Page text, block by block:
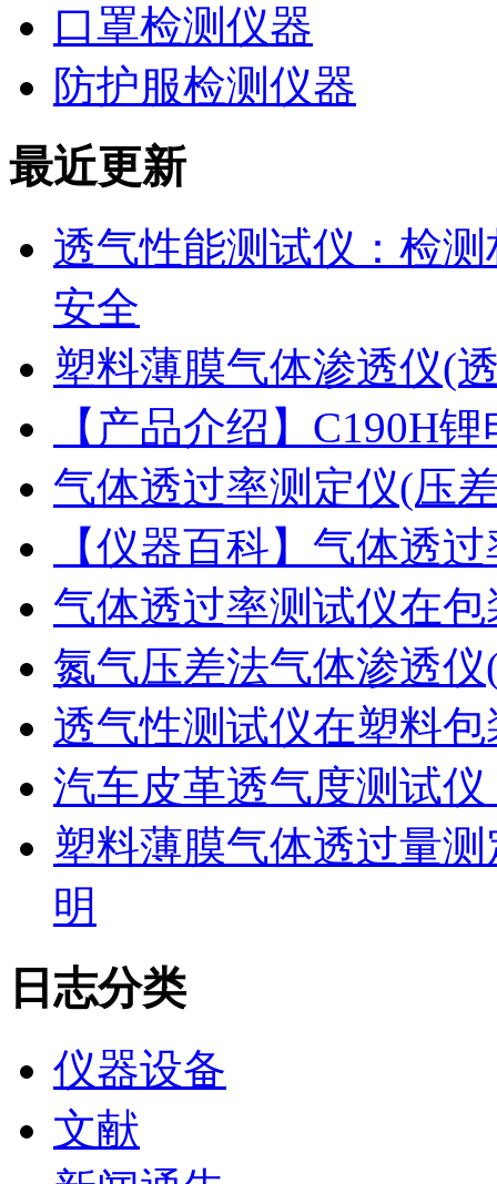
口罩检测仪器
防护服检测仪器
最近更新
透气性能测试仪：检
安全
塑料薄膜气体渗透仪(
【产品介绍】C190H
气体透过率测定仪(压
【仪器百科】气体透
气体透过率测试仪在
氮气压差法气体渗透
透气性测试仪在塑料
汽车皮革透气度测试
塑料薄膜气体透过量
明
日志分类
仪器设备
文献